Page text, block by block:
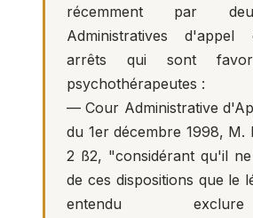
récemment par
Administratives d'appel
arrêts qui sont
psychothérapeutes :
— Cour Administrative
du 1er décembre 1998, M.
2 ß2, "considérant qu'il
de ces dispositions que le
entendu